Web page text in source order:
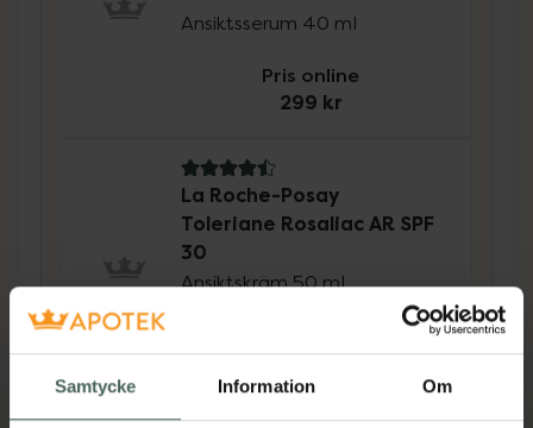
Samtycke Information Om
Ansiktsserum 40 ml
Pris online
299 kr
4.5 av 5 i omdöme
La Roche-Posay
Toleriane Rosaliac AR SPF
30
Ansiktskräm 50 ml
228 kr
Köp båda för 527 kr